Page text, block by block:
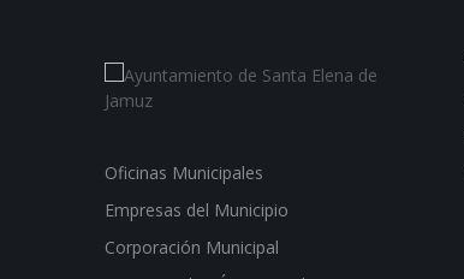
Oficinas Municipales
Empresas del Municipio
Corporación Municipal